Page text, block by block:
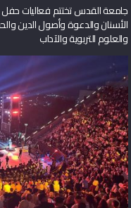
جامعة القدس تختتم فعاليات
الأسنان والدعوة وأصول الدين
والعلوم التربوية والآداب